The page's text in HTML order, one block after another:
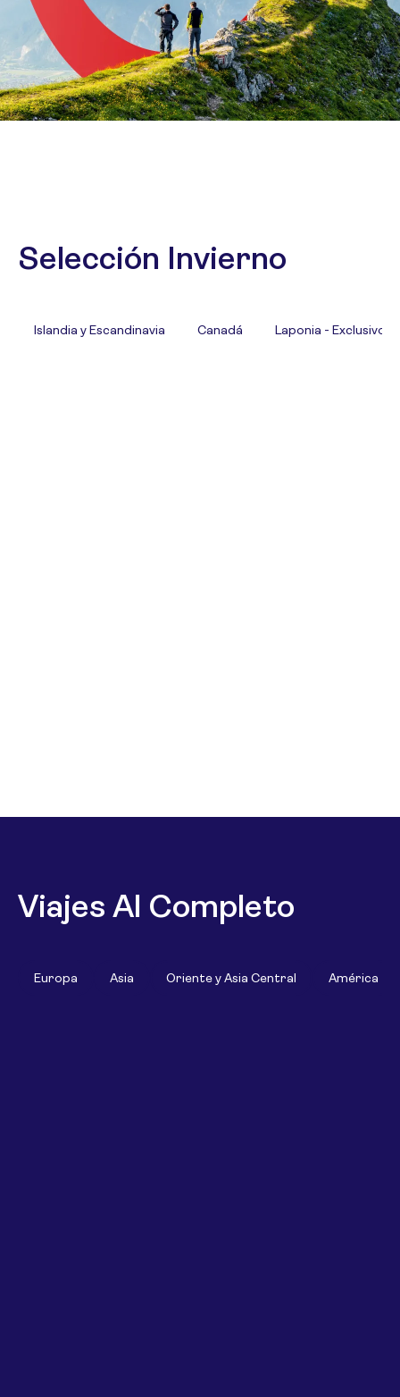
Selección Invierno
Islandia y Escandinavia Canadá Laponia - Exclusivo
Viajes Al Completo
Europa Asia Oriente y Asia Central América